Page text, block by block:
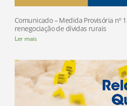
Comunicado – Medida Provisória nº
renegociação de dívidas rurais
Ler mais